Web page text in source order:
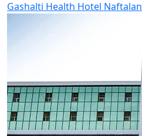
Gashalti Health Hotel Naftalan